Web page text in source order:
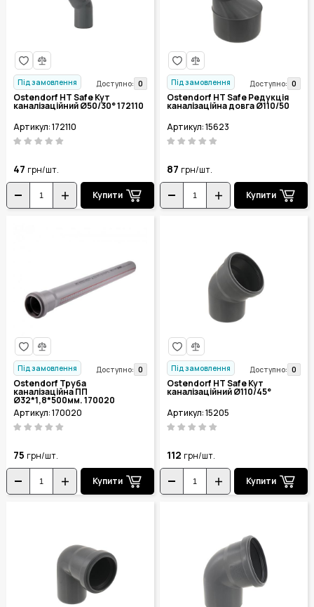
Під замовлення Доступно: 0
Ostendorf HT Safe Кут
каналізаційний Ø50/30° 172110
Артикул: 172110
47 грн/шт.
Купити
Під замовлення Доступно: 0
Ostendorf HT Safe Редукція
каналізаційна довга Ø110/50
Артикул: 15623
87 грн/шт.
Купити
Під замовлення Доступно: 0
Ostendorf Труба
каналізаційна ПП
Ø32*1,8*500мм. 170020
Артикул: 170020
75 грн/шт.
Купити
Під замовлення Доступно: 0
Ostendorf HT Safe Кут
каналізаційний Ø110/45°
Артикул: 15205
112 грн/шт.
Купити